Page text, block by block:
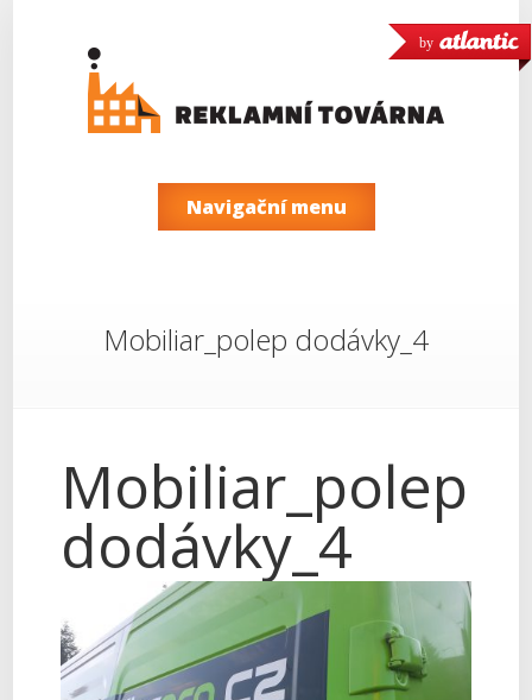
by
Navigační menu
Mobiliar_polep dodávky_4
Mobiliar_polep
dodávky_4